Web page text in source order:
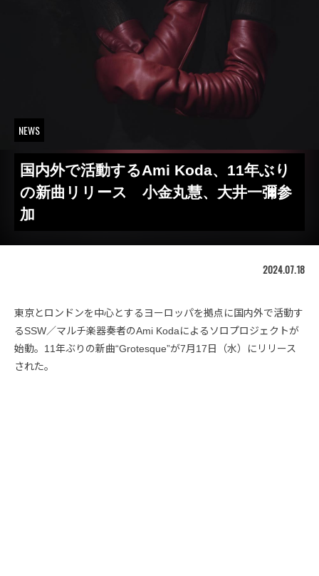
NEWS
国内外で活動するAmi Koda、11年ぶり
の新曲リリース 小金丸慧、大井一彌参
加
2024.07.18
東京とロンドンを中心とするヨーロッパを拠点に国内外で活動す
るSSW／マルチ楽器奏者のAmi Kodaによるソロプロジェクトが
始動。11年ぶりの新曲“Grotesque”が7月17日（水）にリリース
された。